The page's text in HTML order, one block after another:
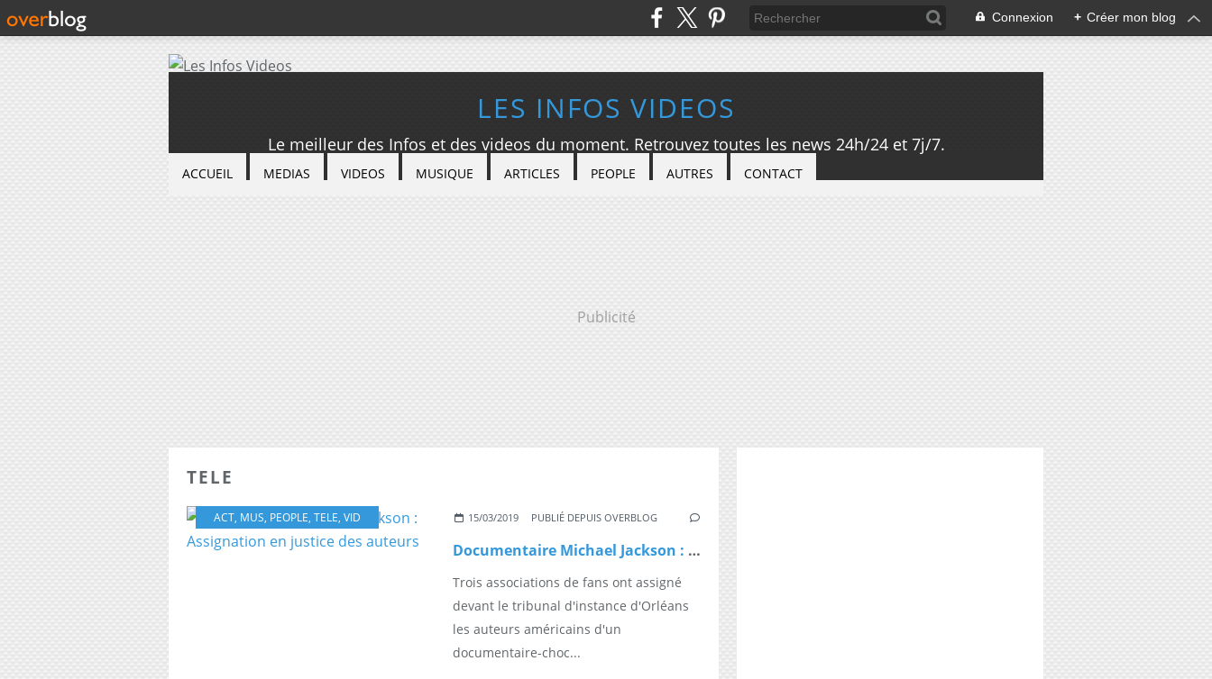
Connexion + Créer mon blog
LES INFOS VIDEOS
Le meilleur des Infos et des videos du moment. Retrouvez toutes les news 24h/24 et 7j/7.
ACCUEIL MEDIAS VIDEOS MUSIQUE ARTICLES PEOPLE AUTRES CONTACT
Publicité
TELE
ACT, MUS, PEOPLE, TELE, VID 15/03/2019 PUBLIÉ DEPUIS OVERBLOG
Documentaire Michael Jackson : Assignation en justice des auteurs
Trois associations de fans ont assigné
devant le tribunal d'instance d'Orléans
les auteurs américains d'un
documentaire-choc...